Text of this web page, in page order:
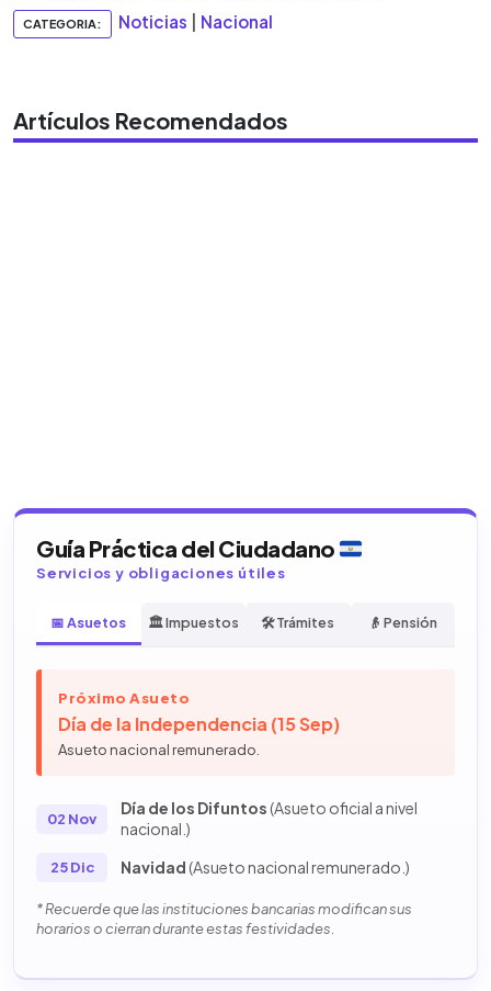
CATEGORIA: Noticias Nacional
Artículos Recomendados
Guía Práctica del Ciudadano
Servicios y obligaciones útiles
📅 Asuetos 🏛️ Impuestos 🛠️ Trámites 👴 Pensión
Próximo Asueto
Día de la Independencia (15 Sep)
Asueto nacional remunerado.
02 Nov
Día de los Difuntos(Asueto oficial a nivel
nacional.)
25 Dic Navidad(Asueto nacional remunerado.)
* Recuerde que las instituciones bancarias modifican sus
horarios o cierran durante estas festividades.